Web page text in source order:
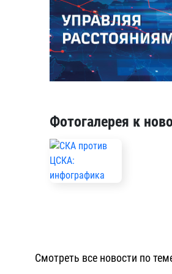
Фотогалерея к
Смотреть все новости по